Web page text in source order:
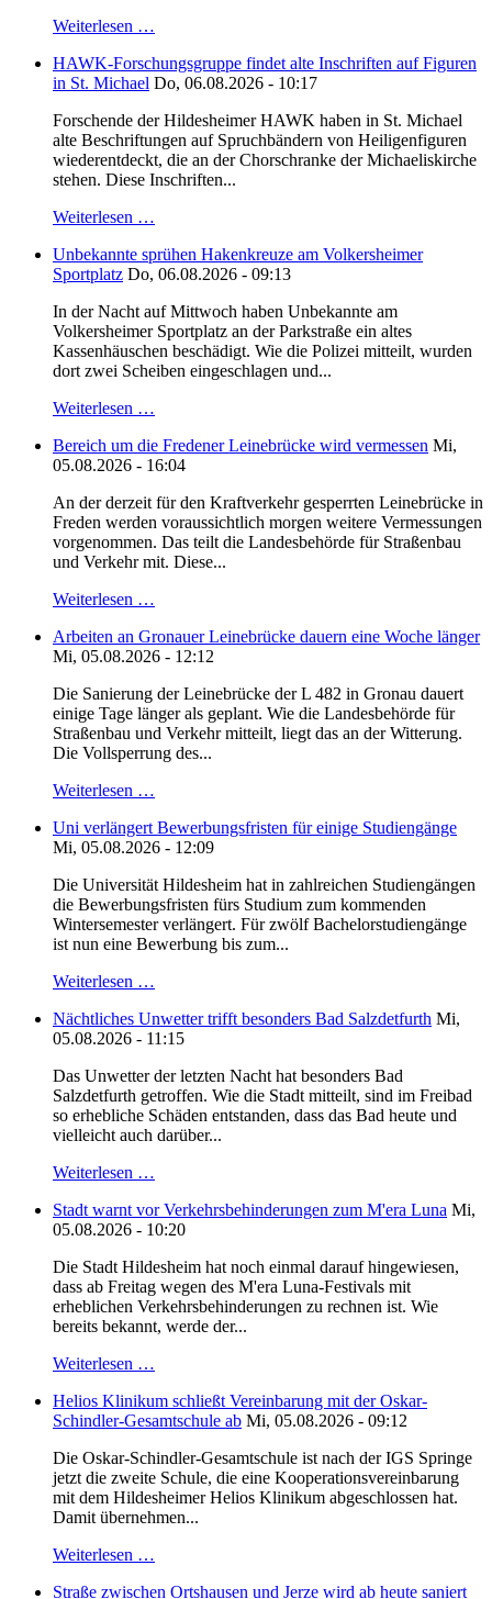
Weiterlesen …
HAWK-Forschungsgruppe findet alte Inschriften auf Figuren
in St. Michael Do, 06.08.2026 - 10:17
Forschende der Hildesheimer HAWK haben in St. Michael
alte Beschriftungen auf Spruchbändern von Heiligenfiguren
wiederentdeckt, die an der Chorschranke der Michaeliskirche
stehen. Diese Inschriften...
Weiterlesen …
Unbekannte sprühen Hakenkreuze am Volkersheimer
Sportplatz Do, 06.08.2026 - 09:13
In der Nacht auf Mittwoch haben Unbekannte am
Volkersheimer Sportplatz an der Parkstraße ein altes
Kassenhäuschen beschädigt. Wie die Polizei mitteilt, wurden
dort zwei Scheiben eingeschlagen und...
Weiterlesen …
Bereich um die Fredener Leinebrücke wird vermessen Mi,
05.08.2026 - 16:04
An der derzeit für den Kraftverkehr gesperrten Leinebrücke in
Freden werden voraussichtlich morgen weitere Vermessungen
vorgenommen. Das teilt die Landesbehörde für Straßenbau
und Verkehr mit. Diese...
Weiterlesen …
Arbeiten an Gronauer Leinebrücke dauern eine Woche länger
Mi, 05.08.2026 - 12:12
Die Sanierung der Leinebrücke der L 482 in Gronau dauert
einige Tage länger als geplant. Wie die Landesbehörde für
Straßenbau und Verkehr mitteilt, liegt das an der Witterung.
Die Vollsperrung des...
Weiterlesen …
Uni verlängert Bewerbungsfristen für einige Studiengänge
Mi, 05.08.2026 - 12:09
Die Universität Hildesheim hat in zahlreichen Studiengängen
die Bewerbungsfristen fürs Studium zum kommenden
Wintersemester verlängert. Für zwölf Bachelorstudiengänge
ist nun eine Bewerbung bis zum...
Weiterlesen …
Nächtliches Unwetter trifft besonders Bad Salzdetfurth Mi,
05.08.2026 - 11:15
Das Unwetter der letzten Nacht hat besonders Bad
Salzdetfurth getroffen. Wie die Stadt mitteilt, sind im Freibad
so erhebliche Schäden entstanden, dass das Bad heute und
vielleicht auch darüber...
Weiterlesen …
Stadt warnt vor Verkehrsbehinderungen zum M'era Luna Mi,
05.08.2026 - 10:20
Die Stadt Hildesheim hat noch einmal darauf hingewiesen,
dass ab Freitag wegen des M'era Luna-Festivals mit
erheblichen Verkehrsbehinderungen zu rechnen ist. Wie
bereits bekannt, werde der...
Weiterlesen …
Helios Klinikum schließt Vereinbarung mit der Oskar-
Schindler-Gesamtschule ab Mi, 05.08.2026 - 09:12
Die Oskar-Schindler-Gesamtschule ist nach der IGS Springe
jetzt die zweite Schule, die eine Kooperationsvereinbarung
mit dem Hildesheimer Helios Klinikum abgeschlossen hat.
Damit übernehmen...
Weiterlesen …
Straße zwischen Ortshausen und Jerze wird ab heute saniert